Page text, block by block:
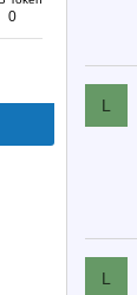
0
L
L